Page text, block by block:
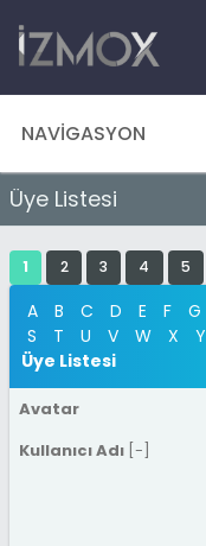
NAVIGASYON
Üye Listesi
1 2 3 4 5
A B C D E F G
S
T U V W X Y
Üye Listesi
Avatar
Kullanıcı Adı [-]